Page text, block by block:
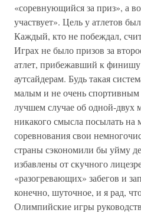
«соревнующийся за приз», а
участвует». Цель у атлетов
Каждый, кто не побеждал,
Играх не было призов за
атлет, прибежавший к
аутсайдерам. Будь такая
малым и не очень
лучшем случае об одной-двух
никакого смысла посылать
соревнования свои
страны сэкономили бы уйму
избавлены от скучного
«разогревающих» забегов и
конечно, шуточное, и я рад,
Олимпийские игры